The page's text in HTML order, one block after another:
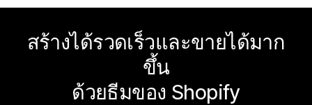
สร้างได้รวดเร็วและขายได้มาก
ขึ้น
ด้วยธีมของ Shopify